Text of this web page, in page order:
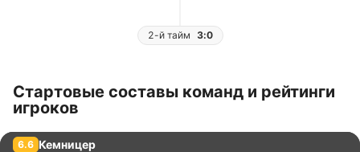
2-й тайм 3:0
Стартовые составы команд и рейтинги
игроков
6.6 Кемницер